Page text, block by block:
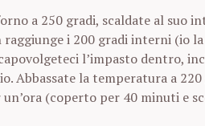
a 250 gradi, scaldate al suo
raggiunge i 200 gradi interni (io la
l’impasto dentro,
Abbassate la temperatura a
(coperto per 40 minuti e